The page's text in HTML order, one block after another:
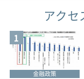
アクセ
1
金融政策